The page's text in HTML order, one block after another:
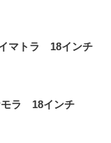
マトラ 18インチ
モラ 18インチ